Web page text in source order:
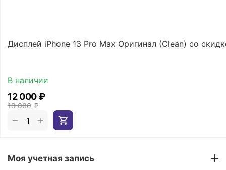
Дисплей iPhone 13 Pro Max Оригинал (Clean) со
В наличии
18 000 ₽
12 000₽
+
−
Моя учетная запись